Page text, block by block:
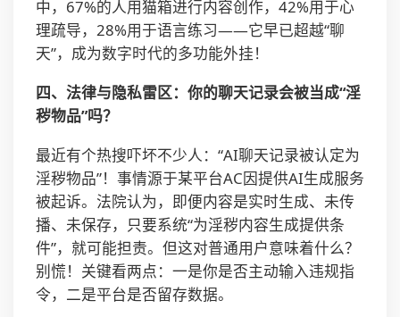
中，67%的人用猫箱进行内容创作，42%用于心
理疏导，28%用于语言练习——它早已超越“聊
天”，成为数字时代的多功能外挂！
四、法律与隐私雷区：你的聊天记录会被当成“淫
秽物品”吗？
最近有个热搜吓坏不少人：“AI聊天记录被认定为
淫秽物品”！事情源于某平台AC因提供AI生成服务
被起诉。法院认为，即便内容是实时生成、未传
播、未保存，只要系统“为淫秽内容生成提供条
件”，就可能担责。但这对普通用户意味着什么？
别慌！关键看两点：一是你是否主动输入违规指
令，二是平台是否留存数据。